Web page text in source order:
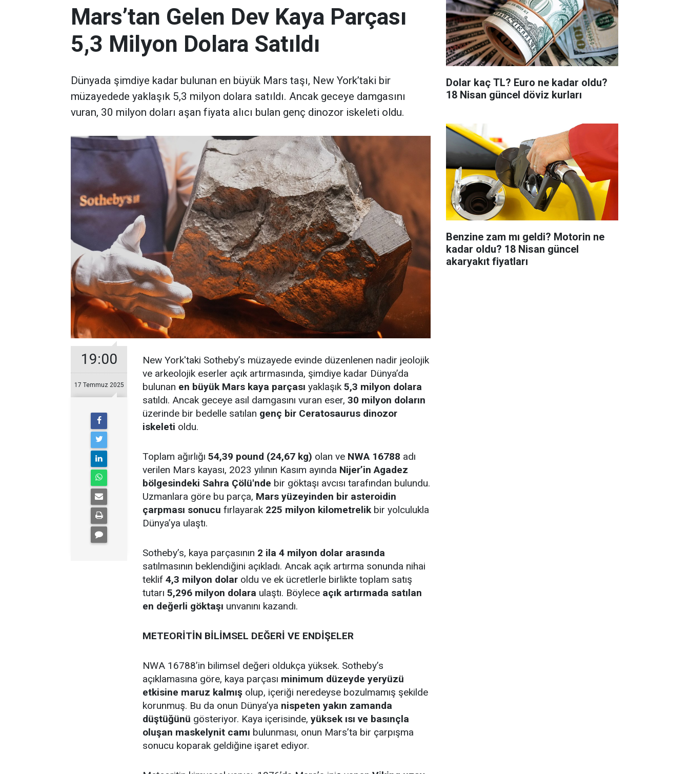
Mars’tan Gelen Dev Kaya Parçası
5,3 Milyon Dolara Satıldı
Dünyada şimdiye kadar bulunan en büyük Mars taşı, New York’taki bir
müzayedede yaklaşık 5,3 milyon dolara satıldı. Ancak geceye damgasını
vuran, 30 milyon doları aşan fiyata alıcı bulan genç dinozor iskeleti oldu.
19:00
17 Temmuz 2025
New York'taki Sotheby’s müzayede evinde düzenlenen nadir jeolojik
ve arkeolojik eserler açık artırmasında, şimdiye kadar Dünya’da
bulunan en büyük Mars kaya parçası yaklaşık 5,3 milyon dolara
satıldı. Ancak geceye asıl damgasını vuran eser, 30 milyon doların
üzerinde bir bedelle satılan genç bir Ceratosaurus dinozor
iskeleti oldu.
Toplam ağırlığı 54,39 pound (24,67 kg) olan ve NWA 16788 adı
verilen Mars kayası, 2023 yılının Kasım ayında Nijer’in Agadez
bölgesindeki Sahra Çölü'nde bir göktaşı avcısı tarafından bulundu.
Uzmanlara göre bu parça, Mars yüzeyinden bir asteroidin
çarpması sonucu fırlayarak 225 milyon kilometrelikbir yolculukla
Dünya’ya ulaştı.
Sotheby’s, kaya parçasının 2 ila 4 milyon dolar arasında
satılmasının beklendiğini açıkladı. Ancak açık artırma sonunda nihai
teklif 4,3 milyon dolar oldu ve ek ücretlerle birlikte toplam satış
tutarı 5,296 milyon dolara ulaştı. Böylece açık artırmada satılan
en değerli göktaşı unvanını kazandı.
METEORİTİN BİLİMSEL DEĞERİ VE ENDİŞELER
NWA 16788’in bilimsel değeri oldukça yüksek. Sotheby’s
açıklamasına göre, kaya parçası minimum düzeyde yeryüzü
etkisine maruz kalmış olup, içeriği neredeyse bozulmamış şekilde
korunmuş. Bu da onun Dünya’ya nispeten yakın zamanda
düştüğünü gösteriyor. Kaya içerisinde, yüksek ısı ve basınçla
oluşan maskelynit camı bulunması, onun Mars’ta bir çarpışma
sonucu koparak geldiğine işaret ediyor.
Dolar kaç TL? Euro ne kadar oldu?
18 Nisan güncel döviz kurları
Benzine zam mı geldi? Motorin ne
kadar oldu? 18 Nisan güncel
akaryakıt fiyatları